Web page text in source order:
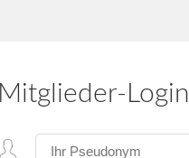
Mitglieder-Login